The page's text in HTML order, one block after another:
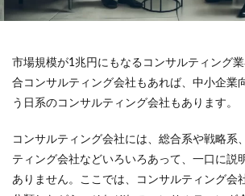
市場規模が1兆円にもなるコンサルティング
合コンサルティング会社もあれば、中小企業
う日系のコンサルティング会社もあります。
コンサルティング会社には、総合系や戦略系
ティング会社などいろいろあって、一口に説
ありません。ここでは、コンサルティング会